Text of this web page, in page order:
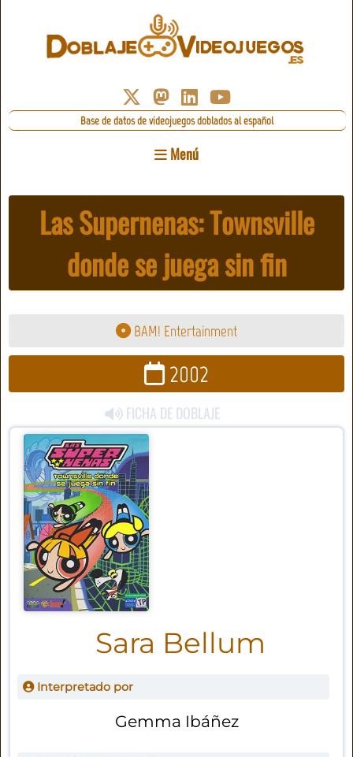
Base de datos de videojuegos doblados al español
Menú
Las Supernenas: Townsville
donde se juega sin fin
BAM! Entertainment
2002
FICHA DE DOBLAJE
Sara Bellum
Interpretado por
Gemma Ibáñez